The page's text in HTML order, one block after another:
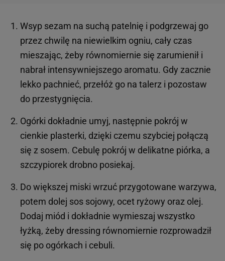
Wsyp sezam na suchą patelnię i podgrzewaj go
przez chwilę na niewielkim ogniu, cały czas
mieszając, żeby równomiernie się zarumienił i
nabrał intensywniejszego aromatu. Gdy zacznie
lekko pachnieć, przełóż go na talerz i pozostaw
do przestygnięcia.
Ogórki dokładnie umyj, następnie pokrój w
cienkie plasterki, dzięki czemu szybciej połączą
się z sosem. Cebulę pokrój w delikatne piórka, a
szczypiorek drobno posiekaj.
Do większej miski wrzuć przygotowane warzywa,
potem dolej sos sojowy, ocet ryżowy oraz olej.
Dodaj miód i dokładnie wymieszaj wszystko
łyżką, żeby dressing równomiernie rozprowadził
się po ogórkach i cebuli.